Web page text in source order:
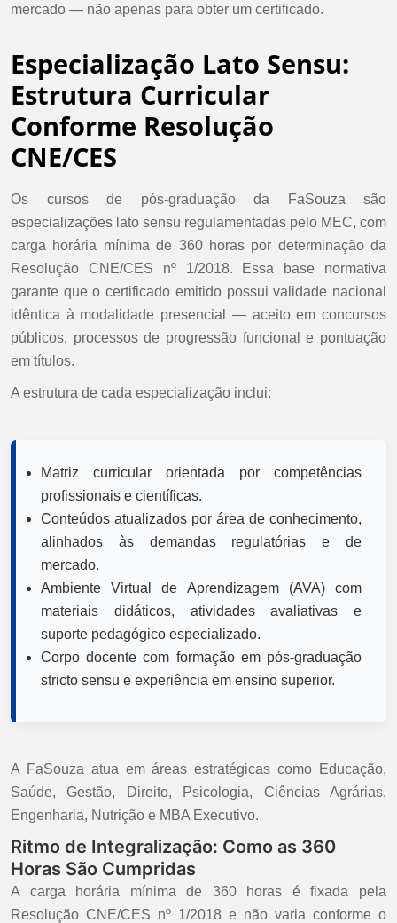
mercado — não apenas para obter um certificado.
Especialização Lato Sensu:
Estrutura Curricular
Conforme Resolução
CNE/CES
Os cursos de pós-graduação da FaSouza são
especializações lato sensu regulamentadas pelo MEC, com
carga horária mínima de 360 horas por determinação da
Resolução CNE/CES nº 1/2018. Essa base normativa
garante que o certificado emitido possui validade nacional
idêntica à modalidade presencial — aceito em concursos
públicos, processos de progressão funcional e pontuação
em títulos.
A estrutura de cada especialização inclui:
Matriz curricular orientada por competências
profissionais e científicas.
Conteúdos atualizados por área de conhecimento,
alinhados às demandas regulatórias e de
mercado.
Ambiente Virtual de Aprendizagem (AVA) com
materiais didáticos, atividades avaliativas e
suporte pedagógico especializado.
Corpo docente com formação em pós-graduação
stricto sensu e experiência em ensino superior.
A FaSouza atua em áreas estratégicas como Educação,
Saúde, Gestão, Direito, Psicologia, Ciências Agrárias,
Engenharia, Nutrição e MBA Executivo.
Ritmo de Integralização: Como as 360
Horas São Cumpridas
A carga horária mínima de 360 horas é fixada pela
Resolução CNE/CES nº 1/2018 e não varia conforme o